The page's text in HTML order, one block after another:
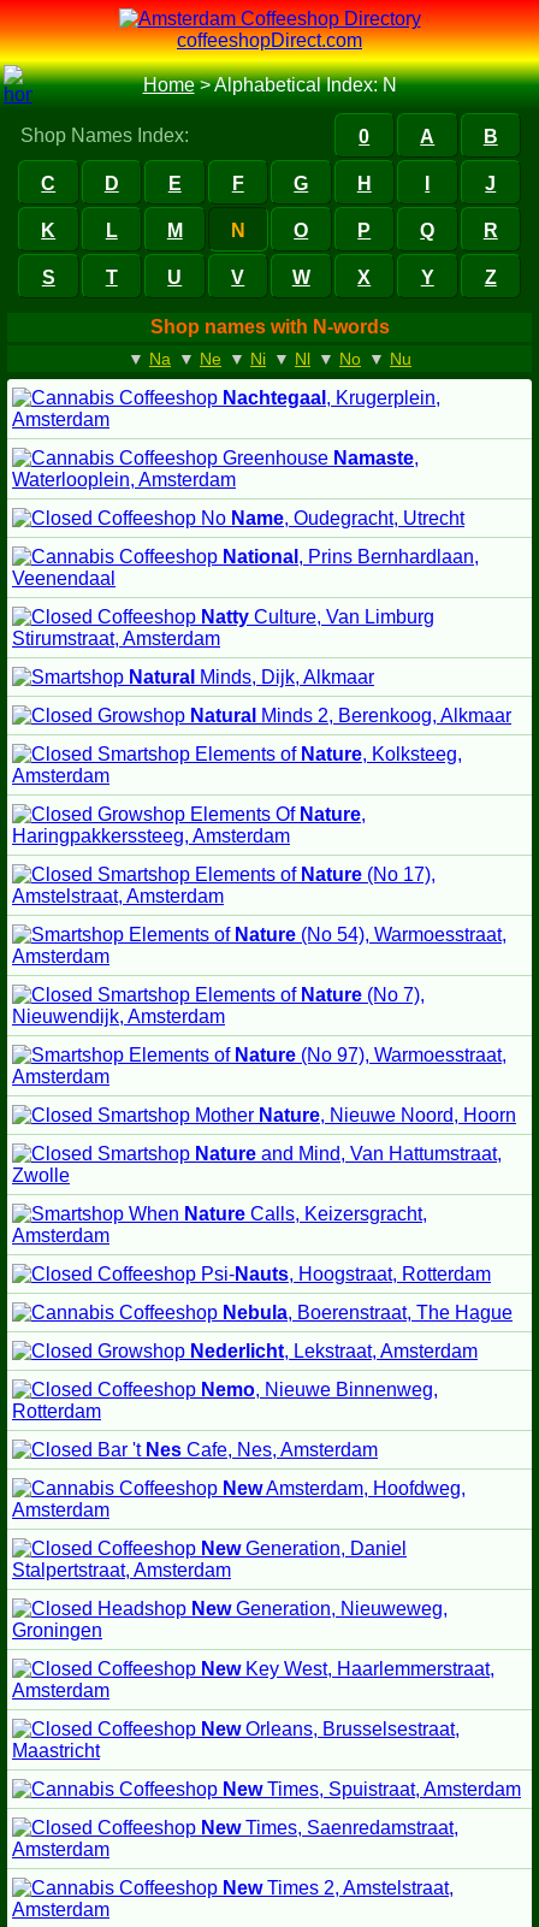
coffeeshopDirect.com
Home>Alphabetical Index: N
Shop Names Index: 0 A B
C D E F G H J
K L M N O P Q R
S T U V W X Y Z
Shop names with N-words
▼ Na ▼ Ne ▼ Ni ▼ Nl ▼ No ▼ Nu
Nachtegaal , Krugerplein,
Amsterdam
Greenhouse Namaste,
Waterlooplein, Amsterdam
No Name, Oudegracht, Utrecht
National , Prins Bernhardlaan,
Veenendaal
Natty Culture, Van Limburg
Stirumstraat, Amsterdam
Natural Minds, Dijk, Alkmaar
Natural Minds 2, Berenkoog, Alkmaar
Elements of Nature, Kolksteeg,
Amsterdam
Elements Of Nature,
Haringpakkerssteeg, Amsterdam
Elements of Nature (No 17),
Amstelstraat, Amsterdam
Elements of Nature (No 54), Warmoesstraat,
Amsterdam
Elements of Nature (No 7),
Nieuwendijk, Amsterdam
Elements of Nature (No 97), Warmoesstraat,
Amsterdam
Mother Nature, Nieuwe Noord, Hoorn
Nature and Mind, Van Hattumstraat,
Zwolle
When Nature Calls, Keizersgracht,
Amsterdam
Psi-Nauts, Hoogstraat, Rotterdam
Nebula, Boerenstraat, The Hague
Nederlicht, Lekstraat, Amsterdam
Nemo, Nieuwe Binnenweg,
Rotterdam
't Nes Cafe, Nes, Amsterdam
NewAmsterdam, Hoofdweg,
Amsterdam
NewGeneration, Daniel
Stalpertstraat, Amsterdam
NewGeneration, Nieuweweg,
Groningen
NewKey West, Haarlemmerstraat,
Amsterdam
NewOrleans, Brusselsestraat,
Maastricht
NewTimes, Spuistraat, Amsterdam
NewTimes, Saenredamstraat,
Amsterdam
NewTimes 2, Amstelstraat,
Amsterdam